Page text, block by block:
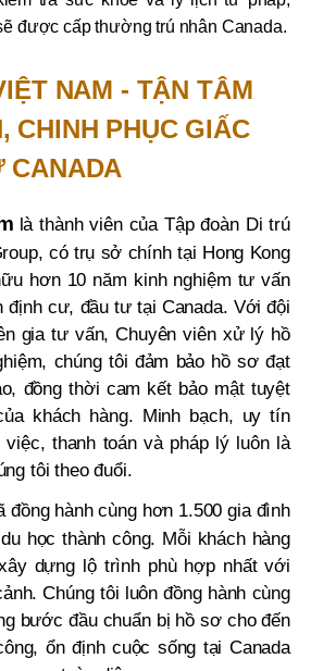
được cấp thường trú nhân Canada.
NAM - TẬN TÂM
CHINH PHỤC GIẤC
CANADA
là thành viên của Tập đoàn Di trú
có trụ sở chính tại Hong Kong
hơn 10 năm kinh nghiệm tư vấn
định cư, đầu tư tại Canada. Với đội
gia tư vấn, Chuyên viên xử lý hồ
chúng tôi đảm bảo hồ sơ đạt
đồng thời cam kết bảo mật tuyệt
khách hàng. Minh bạch, uy tín
thanh toán và pháp lý luôn là
tôi theo đuổi.
đồng hành cùng hơn 1.500 gia đình
học thành công. Mỗi khách hàng
dựng lộ trình phù hợp nhất với
Chúng tôi luôn đồng hành cùng
bước đầu chuẩn bị hồ sơ cho đến
ổn định cuộc sống tại Canada